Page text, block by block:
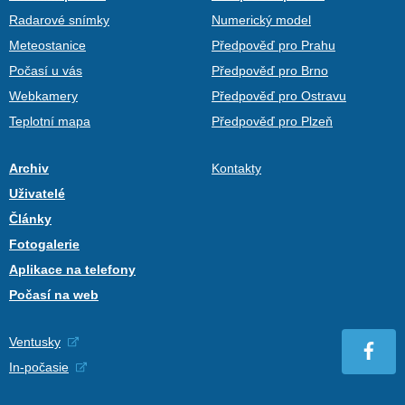
Radarové snímky
Meteostanice
Počasí u vás
Webkamery
Teplotní mapa
Numerický model
Předpověď pro Prahu
Předpověď pro Brno
Předpověď pro Ostravu
Předpověď pro Plzeň
Archiv
Uživatelé
Články
Fotogalerie
Aplikace na telefony
Počasí na web
Kontakty
Ventusky
In-počasie